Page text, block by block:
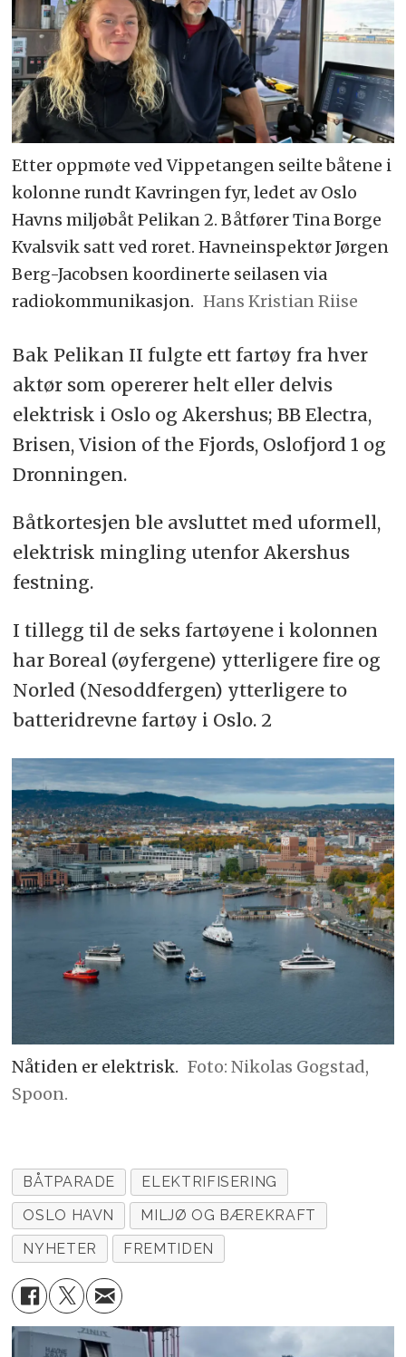
Etter oppmøte ved Vippetangen seilte båtene i
kolonne rundt Kavringen fyr, ledet av Oslo
Havns miljøbåt Pelikan 2. Båtfører Tina Borge
Kvalsvik satt ved roret. Havneinspektør Jørgen
Berg-Jacobsen koordinerte seilasen via
radiokommunikasjon. Hans Kristian Riise
Bak Pelikan II fulgte ett fartøy fra hver
aktør som opererer helt eller delvis
elektrisk i Oslo og Akershus; BB Electra,
Brisen, Vision of the Fjords, Oslofjord 1 og
Dronningen.
Båtkortesjen ble avsluttet med uformell,
elektrisk mingling utenfor Akershus
festning.
I tillegg til de seks fartøyene i kolonnen
har Boreal (øyfergene) ytterligere fire og
Norled (Nesoddfergen) ytterligere to
batteridrevne fartøy i Oslo. 2
Nåtiden er elektrisk. Foto: Nikolas Gogstad,
Spoon.
BÅTPARADE
ELEKTRIFISERING
OSLO HAVN
MILJØ OG BÆREKRAFT
NYHETER
FREMTIDEN